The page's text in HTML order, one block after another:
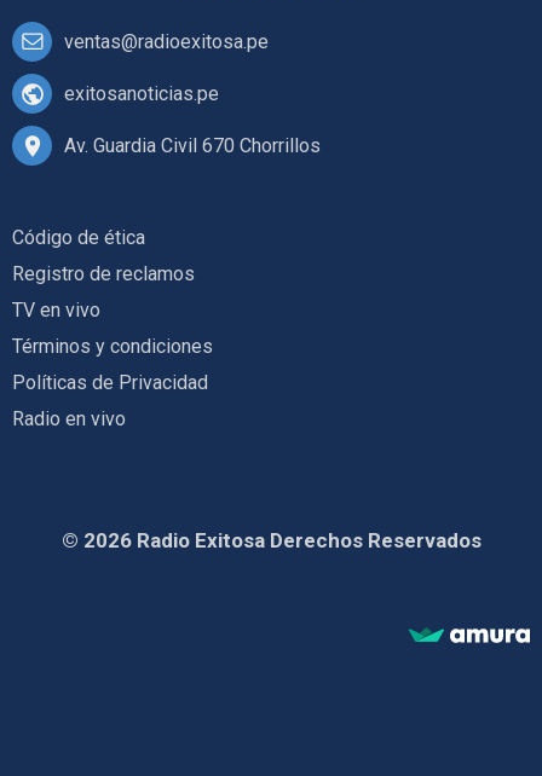
ventas@radioexitosa.pe
exitosanoticias.pe
Av. Guardia Civil 670 Chorrillos
Código de ética
Registro de reclamos
TV en vivo
Términos y condiciones
Políticas de Privacidad
Radio en vivo
© 2026 Radio Exitosa Derechos Reservados